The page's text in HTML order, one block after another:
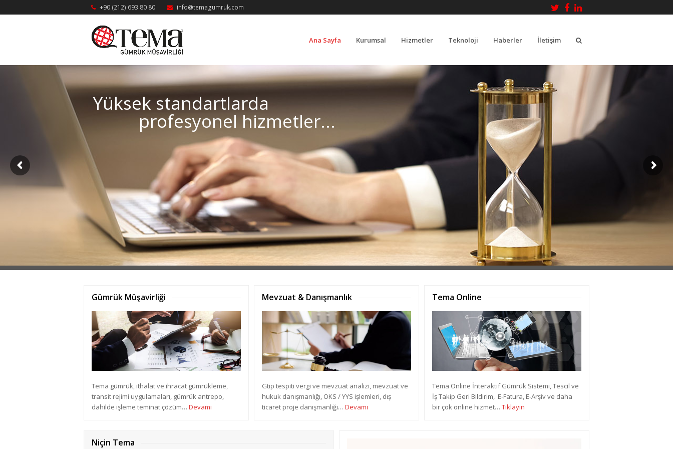
+90 (212) 693 80 80 info@temagumruk.com TwitterFacebook
LinkedIn
Ana Sayfa Kurumsal Hizmetler Teknoloji Haberler İletişim
Yüksek standartlarda
profesyonel hizmetler...
Gümrük Müşavirliği
Tema gümrük, ithalat ve ihracat gümrükleme,
transit rejimi uygulamaları, gümrük antrepo,
dahilde işleme teminat çözüm… Devamı
Mevzuat & Danışmanlık
Gtip tespiti vergi ve mevzuat analizi, mevzuat ve
hukuk danışmanlığı, OKS / YYS işlemleri, dış
ticaret proje danışmanlığı… Devamı
Tema Online
Tema Online İnteraktif Gümrük Sistemi, Tescil ve
İş Takip Geri Bildirim, E-Fatura, E-Arşiv ve daha
bir çok online hizmet… Tıklayın
Niçin Tema